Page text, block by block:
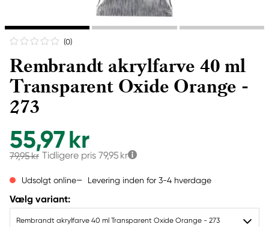
(0)
Rembrandt akrylfarve 40 ml
Transparent Oxide Orange -
273
55,97 kr
79,95 kr Tidligere pris 79,95 kr
Udsolgt online Levering inden for 3-4 hverdage
Vælg variant:
Rembrandt akrylfarve 40 ml Transparent Oxide Orange - 273